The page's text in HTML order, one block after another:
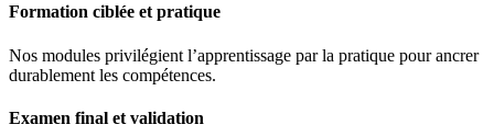
Formation ciblée et pratique
Nos modules privilégient l’apprentissage par la pratique pour ancrer
durablement les compétences.
Examen final et validation